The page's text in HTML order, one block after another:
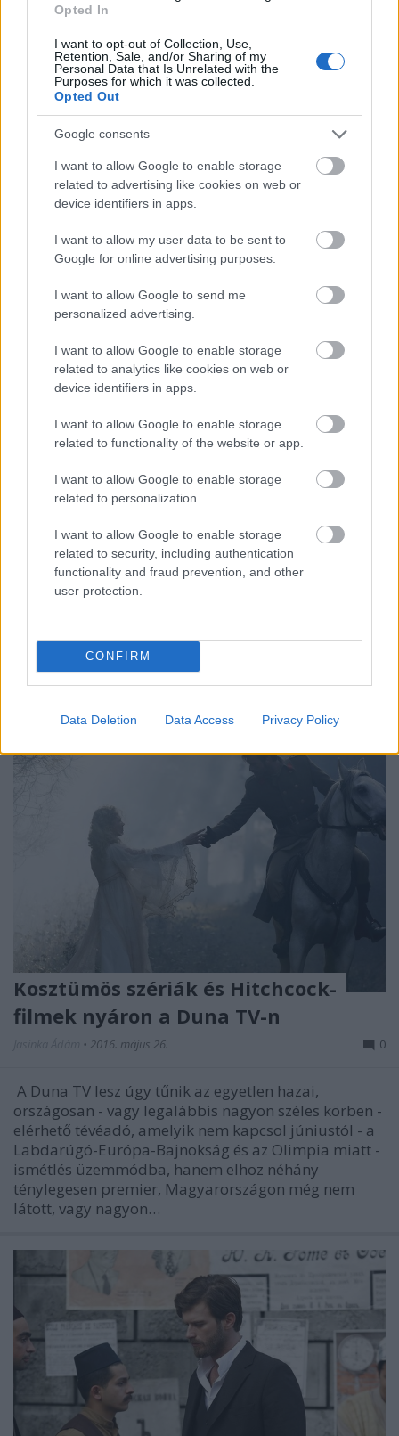
Opted In
I want to opt-out of Collection, Use,
Retention, Sale, and/or Sharing of my
Personal Data that Is Unrelated with the
Purposes for which it was collected.
Opted Out
Google consents
I want to allow Google to enable storage
related to advertising like cookies on web or
device identifiers in apps.
I want to allow my user data to be sent to
Google for online advertising purposes.
I want to allow Google to send me
personalized advertising.
I want to allow Google to enable storage
related to analytics like cookies on web or
device identifiers in apps.
I want to allow Google to enable storage
related to functionality of the website or app.
I want to allow Google to enable storage
related to personalization.
I want to allow Google to enable storage
related to security, including authentication
functionality and fraud prevention, and other
user protection.
CONFIRM
Data Deletion Data Access Privacy Policy
programigazgatójának igazán remek érzéke van a
nézettséghez, hiszen anno két rész után vetette le a
képernyőről azt a Szerelemben, háborúban című
török drámát, amellyel a Szulejmán keltette
hullámokat szerették volna még tavaly év elején
meglovagolni, és amely…
Magyar nézettség: 23. hét - Foci EB,
Jasinka Ádám•2016. június 16.
Az előző héten elstartolt a nyár első nagy
sporteseménye, az idén a magyarokat is rendesen
lázban tartó Labdarúgó-Európa-bajnokság, amely
jó pár hétre meghatározó eleme lesz a nézettségi
várni is lehetett - taroltak és főként a 18-49-es
korosztály…
Kosztümös szériák és Hitchcock-
filmek nyáron a Duna TV-n
• 2016. május 26. 0
A Duna TV lesz úgy tűnik az egyetlen hazai,
országosan - vagy legalábbis nagyon széles körben -
elérhető tévéadó, amelyik nem kapcsol júniustól - a
Labdarúgó-Európa-Bajnokság és az Olimpia miatt -
ismétlés üzemmódba, hanem elhoz néhány
ténylegesen premier, Magyarországon még nem
látott, vagy nagyon…